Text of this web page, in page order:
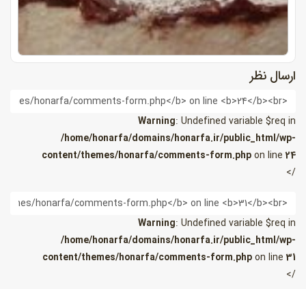
ارسال نظر
Warning: Undefined variable $req in
/home/honarfa/domains/honarfa.ir/public_html/wp-
content/themes/honarfa/comments-form.phpon line24
/>
ایمیل
Warning: Undefined variable $req in
/home/honarfa/domains/honarfa.ir/public_html/wp-
content/themes/honarfa/comments-form.phpon line31
/>